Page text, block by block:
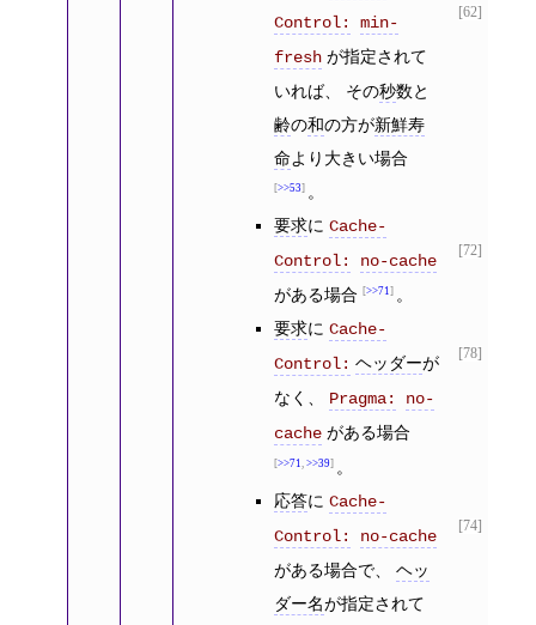
[62]
Control:
min-
freshが指定されて
いれば、 その秒数と
齢の和の方が新鮮寿
命より大きい場合
>>53 。
[72]
要求に Cache-
Control:
no-cache
がある場合
>>71 。
[78]
要求に Cache-
Control: ヘッダーが
なく、 Pragma:
no-
cacheがある場合
>>71 >>39 。
[74]
応答に Cache-
Control:
no-cache
がある場合で、 ヘッ
ダー名が指定されて